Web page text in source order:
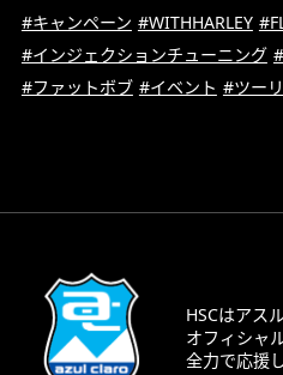
#キャンペーン #WITHHARLEY
#インジェクションチューニング
#ファットボブ #イベント #ツー
HSCはアス
オフィシャ
全力で応援